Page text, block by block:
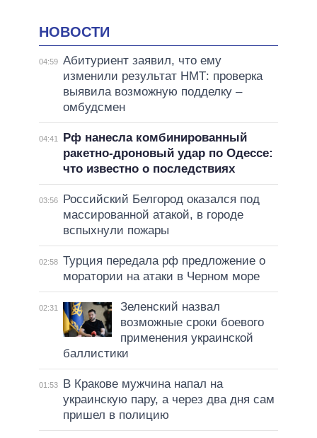
НОВОСТИ
04:59 Абитуриент заявил, что ему
изменили результат НМТ: проверка
выявила возможную подделку –
омбудсмен
04:41
Рф нанесла комбинированный
ракетно-дроновый удар по Одессе:
что известно о последствиях
03:56
Российский Белгород оказался под
массированной атакой, в городе
вспыхнули пожары
02:58 Турция передала рф предложение о
моратории на атаки в Черном море
02:31
Зеленский назвал
возможные сроки боевого
применения украинской
баллистики
01:53
В Кракове мужчина напал на
украинскую пару, а через два дня сам
пришел в полицию